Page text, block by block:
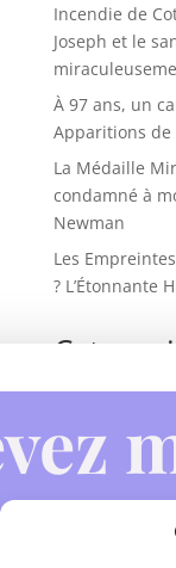
Incendie de
Joseph et le
À 97 ans, un
Apparitions
La Médaille
condamné à
Newman
Les
? L’Étonnante
Actualités
Inspirations
Miracles